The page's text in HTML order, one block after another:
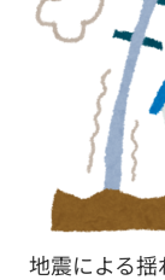
地震による